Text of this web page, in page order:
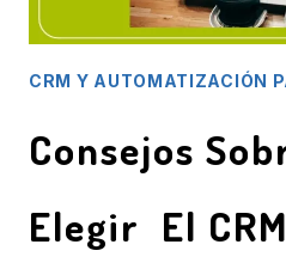
CRM Y AUTOMATIZACIÓN
Consejos
Elegir El